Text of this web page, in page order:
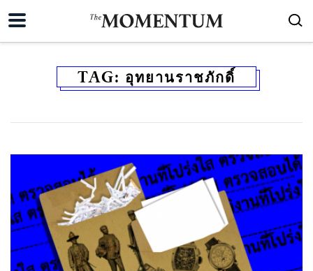
TAG: อุทยานราชภักดิ์